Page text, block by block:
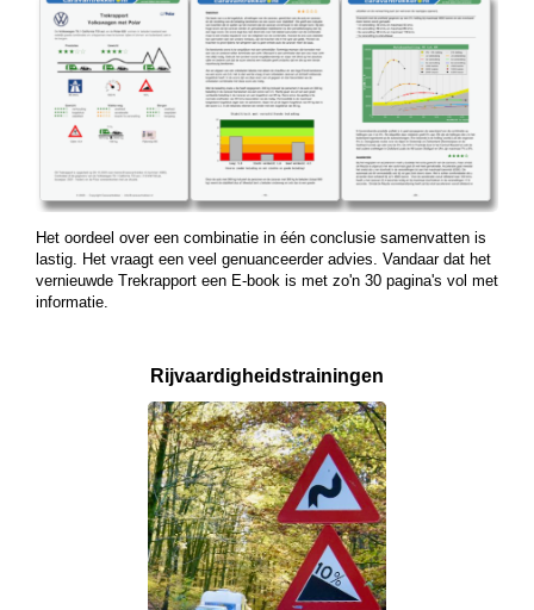
Het oordeel over een combinatie in één conclusie samenvatten is
lastig. Het vraagt een veel genuanceerder advies. Vandaar dat het
vernieuwde Trekrapport een E-book is met zo'n 30 pagina's vol met
informatie.
Rijvaardigheids­trainingen